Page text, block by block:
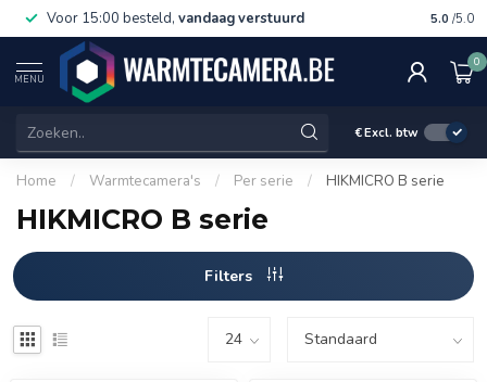
Voor 15:00 besteld, vandaag verstuurd Gratis
5.0 /5.0
MENU
0
€Excl. btw
Home / Warmtecamera's / Per serie / HIKMICRO B serie
HIKMICRO B serie
Filters